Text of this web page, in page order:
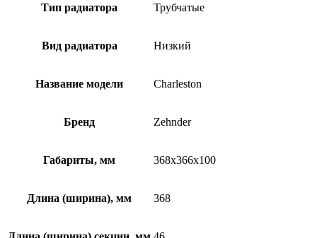
Тип радиатора Трубчатые
Вид радиатора Низкий
Название модели Charleston
Бренд Zehnder
Габариты, мм 368x366x100
Длина (ширина), мм 368